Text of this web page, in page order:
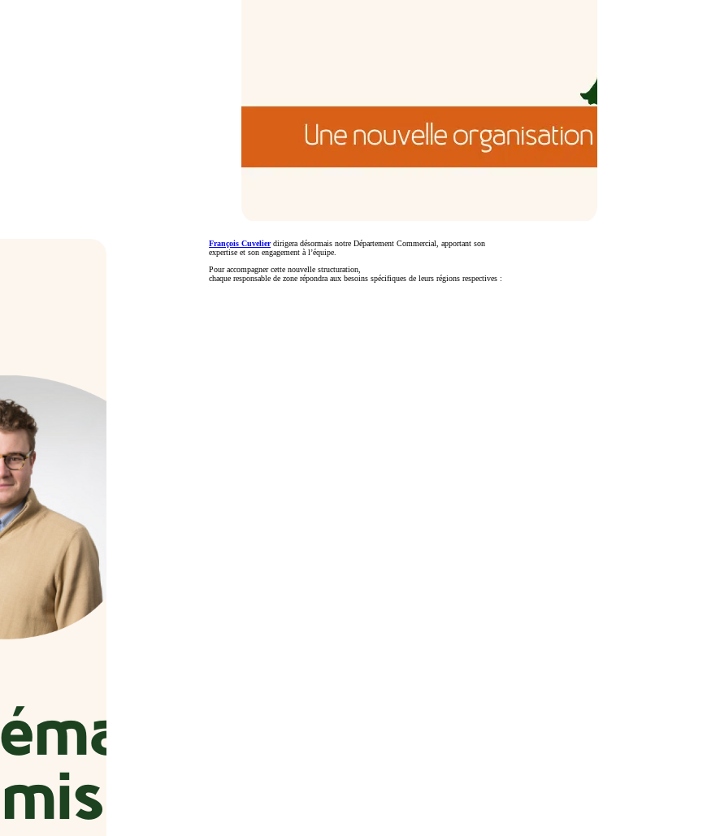
François Cuvelierdirigera désormais notre Département Commercial, apportant son
expertise et son engagement à l’équipe.
Pour accompagner cette nouvelle structuration,
chaque responsable de zone répondra aux besoins spécifiques de leurs régions respectives :